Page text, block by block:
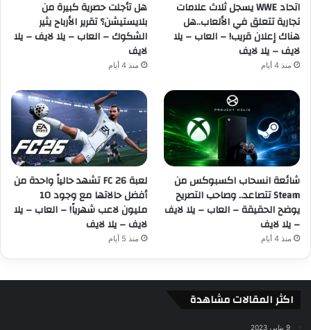
اتحاد WWE يسجل ثلاث علامات
تجارية تتعلق في الألعاب..هل
هناك إعلان قريب! – العاب – يلا
لايف – يلا لايف
منذ 4 أيام
هل تأجلت حصرية كبيرة من
بلايستيشن؟ تقرير الأرباح يثير
الشكوك – العاب – يلا لايف – يلا
لايف
منذ 4 أيام
شائعة انسحاب اكسبوكس من
Steam تتصاعد.. وصاحب التصريح
يوضح الحقيقة – العاب – يلا لايف
– يلا لايف
منذ 4 أيام
لعبة FC 26 تشهد حالياً واحدة من
أفضل حالاتها مع وجود 10
مليون لاعب شهرياً! – العاب – يلا
لايف – يلا لايف
منذ 5 أيام
اكثر المقالات مشاهدة
9 يناير، 2023